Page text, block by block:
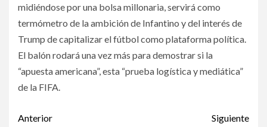
midiéndose por una bolsa millonaria, servirá como
termómetro de la ambición de Infantino y del interés de
Trump de capitalizar el fútbol como plataforma política.
El balón rodará una vez más para demostrar si la
“apuesta americana”, esta “prueba logística y mediática”
de la FIFA.
Post
Anterior
Siguiente